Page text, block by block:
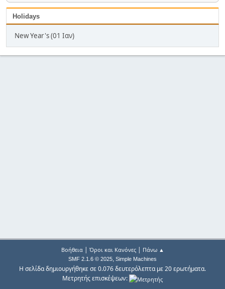
Holidays
New Year's (01 Ιαν)
Βοήθεια| Όροι και Κανόνες| Πάνω ▲
SMF 2.1.6 © 2025, Simple Machines
Η σελίδα δημιουργήθηκε σε 0.076 δευτερόλεπτα με 20 ερωτήματα.
Μετρητής επισκέψεων: